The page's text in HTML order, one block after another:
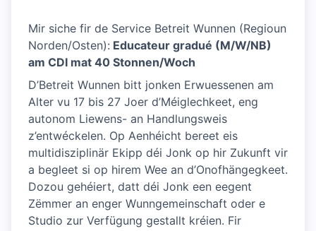
Mir siche fir de Service Betreit Wunnen (Regioun
Norden/Osten): Educateur gradué (M/W/NB)
am CDI mat 40 Stonnen/Woch
D’Betreit Wunnen bitt jonken Erwuessenen am
Alter vu 17 bis 27 Joer d’Méiglechkeet, eng
autonom Liewens- an Handlungsweis
z’entwéckelen. Op Aenhéicht bereet eis
multidisziplinär Ekipp déi Jonk op hir Zukunft vir
a begleet si op hirem Wee an d’Onofhängegkeet.
Dozou gehéiert, datt déi Jonk een eegent
Zëmmer an enger Wunngemeinschaft oder e
Studio zur Verfügung gestallt kréien. Fir